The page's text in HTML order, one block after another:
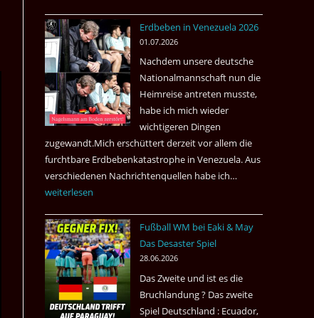
Juli
2026
Airways
nonstop
nach
Amsterdam.
Erdbeben in Venezuela 2026
01.07.2026
Nachdem unsere deutsche
Nationalmannschaft nun die
Heimreise antreten musste,
habe ich mich wieder
wichtigeren Dingen
zugewandt.Mich erschüttert derzeit vor allem die
furchtbare Erdbebenkatastrophe in Venezuela. Aus
verschiedenen Nachrichtenquellen habe ich…
Venezuela
2026
weiterlesen
Fußball WM bei Eaki & May
Das Desaster Spiel
28.06.2026
Das Zweite und ist es die
Bruchlandung ? Das zweite
Spiel Deutschland : Ecuador,